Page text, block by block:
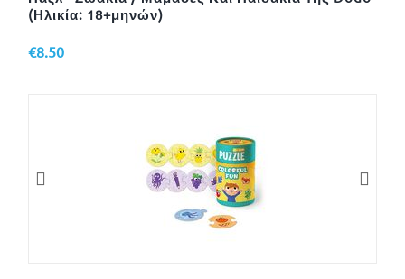
(Ηλικία: 18+μηνών)
€8.50